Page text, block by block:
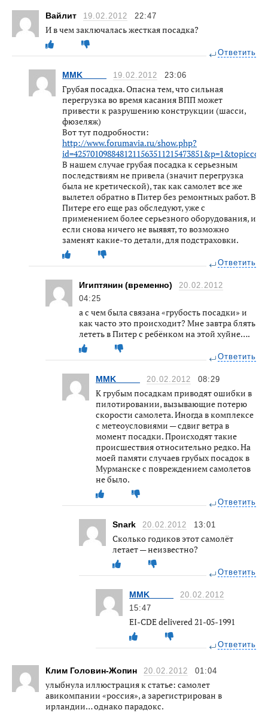
Вайлит 19.02.2012 22:47
И в чем заключалась жесткая посадка?
Ответить
MMK_____ 19.02.2012 23:06
Грубая посадка. Опасна тем, что сильная
перегрузка во время касания ВПП может
привести к разрушению конструкции (шасси,
фюзеляж)
Вот тут подробности:
http://www.forumavia.ru/show.php?
В нашем случае грубая посадка к серьезным
последствиям не привела (значит перегрузка
была не кретической), так как самолет все же
вылетел обратно в Питер без ремонтных работ. В
Питере его еще раз обследуют, уже с
применением более серьезного оборудования, и
если снова ничего не выявят, то возможно
заменят какие-то детали, для подстраховки.
Ответить
Игиптянин (временно)
20.02.2012
04:25
а с чем была связана «грубость посадки» и
как часто это происходит? Мне завтра блять
лететь в Питер с ребёнком на этой хуйне….
Ответить
MMK_____ 20.02.2012 08:29
К грубым посадкам приводят ошибки в
пилотировании, вызывающие потерю
скорости самолета. Иногда в комплексе
с метеоусловиями — сдвиг ветра в
момент посадки. Происходят такие
происшествия относительно редко. На
моей памяти случаев грубых посадок в
Мурманске с повреждением самолетов
не было.
Ответить
Snark 20.02.2012 13:01
Сколько годиков этот самолёт
летает — неизвестно?
Ответить
MMK_____
20.02.2012
15:47
EI-CDE delivered 21-05-1991
Ответить
Клим Головин-Жопин 20.02.2012 01:04
улыбнула иллюстрация к статье: самолет
авикомпании «россия», а зарегистрирован в
ирландии… однако парадокс.